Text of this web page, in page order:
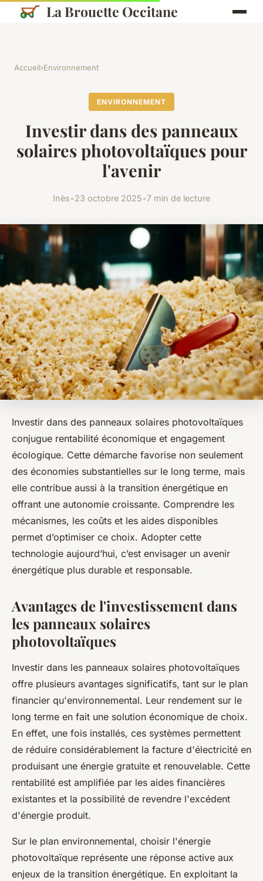
La Brouette Occitane
Accueil›Environnement
ENVIRONNEMENT
Investir dans des panneaux
solaires photovoltaïques pour
l'avenir
Inès•23 octobre 2025•7 min de lecture
Investir dans des panneaux solaires photovoltaïques
conjugue rentabilité économique et engagement
écologique. Cette démarche favorise non seulement
des économies substantielles sur le long terme, mais
elle contribue aussi à la transition énergétique en
offrant une autonomie croissante. Comprendre les
mécanismes, les coûts et les aides disponibles
permet d’optimiser ce choix. Adopter cette
technologie aujourd’hui, c’est envisager un avenir
énergétique plus durable et responsable.
Avantages de l'investissement dans
les panneaux solaires
photovoltaïques
Investir dans les panneaux solaires photovoltaïques
offre plusieurs avantages significatifs, tant sur le plan
financier qu'environnemental. Leur rendement sur le
long terme en fait une solution économique de choix.
En effet, une fois installés, ces systèmes permettent
de réduire considérablement la facture d'électricité en
produisant une énergie gratuite et renouvelable. Cette
rentabilité est amplifiée par les aides financières
existantes et la possibilité de revendre l'excédent
d'énergie produit.
Sur le plan environnemental, choisir l'énergie
photovoltaïque représente une réponse active aux
enjeux de la transition énergétique. En exploitant la